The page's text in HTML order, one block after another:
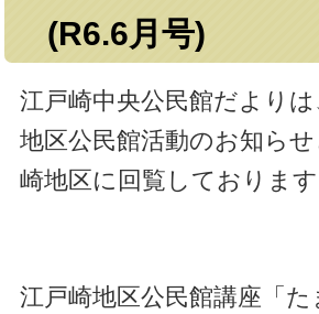
(R6.6月号)
江戸崎中央公民館だより
地区公民館活動のお知ら
崎地区に回覧しております
江戸崎地区公民館講座「